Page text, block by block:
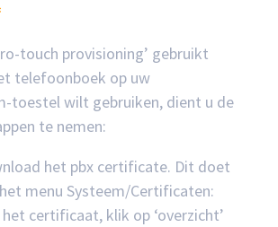
touch provisioning’ gebruikt
telefoonboek op uw
toestel wilt gebruiken, dient u de
te nemen:
het pbx certificate. Dit doet
menu Systeem/Certificaten:
certificaat, klik op ‘overzicht’